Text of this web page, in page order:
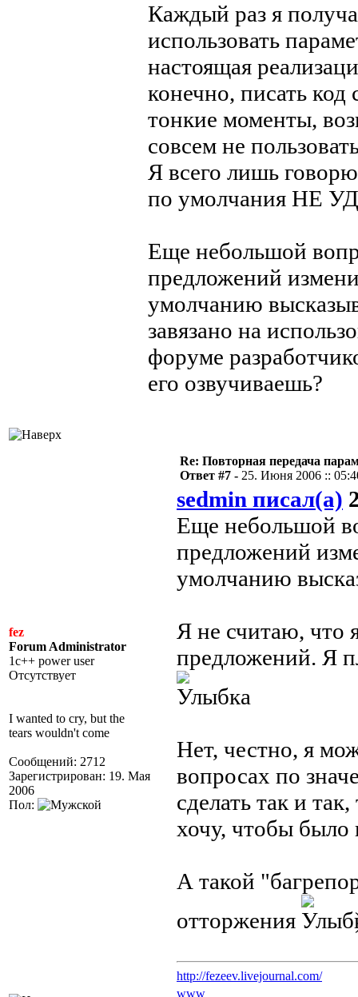
Каждый раз я
использовать
настоящая
конечно, писать код
тонкие моменты,
совсем не
Я всего лишь
по умолчания НЕ
Еще небольшой
предложений
умолчанию
завязано на
форуме
его озвучиваешь?
fez
Forum Administrator
1c++ power user
Отсутствует
I wanted to cry, but the
tears wouldn't come
Сообщений: 2712
Зарегистрирован: 19. Мая
2006
Пол:
Re: Повторная передача
Ответ #7 - 25. Июня 2006 ::
sedmin писал(а)
Еще небольшой
предложений
умолчанию
Я не считаю, что
предложений. Я
Нет, честно, я
вопросах по
сделать так и
хочу, чтобы было
А такой
отторжения
http://fezeev.livejournal.com/
www